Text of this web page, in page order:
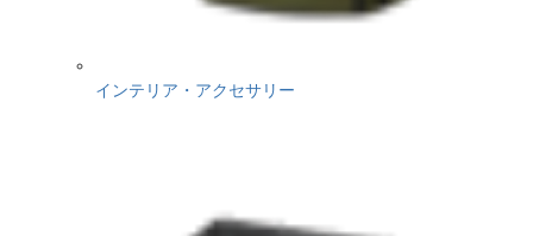
インテリア・アクセサリー